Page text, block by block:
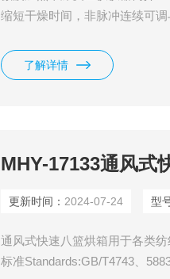
缩短干燥时间，非脉冲连续可
会实时线性改变，而可变脉冲
率控制模式,接触和非接触两种
了解详情
MHY-17133通风式
更新时间： 2024-07-24 型
通风式快速八篮烘箱用于各类
标准Standards:GB/T4743、